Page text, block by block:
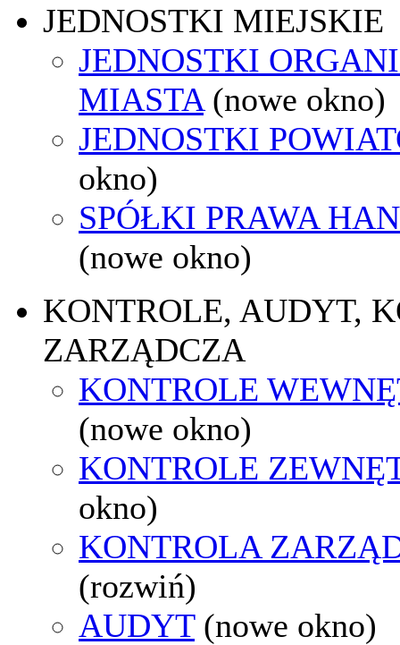
JEDNOSTKI MIEJSKIE
JEDNOSTKI
MIASTA (nowe okno)
JEDNOSTKI
okno)
SPÓŁKI PRAWA
(nowe okno)
KONTROLE, AUDYT,
ZARZĄDCZA
KONTROLE
(nowe okno)
KONTROLE
okno)
KONTROLA
(rozwiń)
AUDYT (nowe okno)